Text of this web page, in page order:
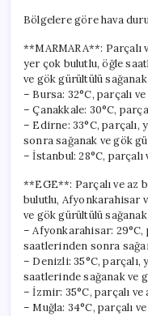
Bölgelere göre hava
**MARMARA**: Parçalı
yer çok bulutlu, öğle
ve gök gürültülü
– Bursa: 32°C, parçalı
– Çanakkale: 30°C,
– Edirne: 33°C,
sonra sağanak ve gök
– İstanbul: 28°C, parçalı
**EGE**: Parçalı ve az
bulutlu, Afyonkarahisar
ve gök gürültülü
– Afyonkarahisar: 29°C,
saatlerinden sonra
– Denizli: 35°C, parçalı,
saatlerinde sağanak ve
– İzmir: 35°C, parçalı ve
– Muğla: 34°C, parçalı